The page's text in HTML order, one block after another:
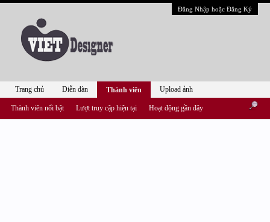
Đăng Nhập hoặc Đăng Ký
Trang chủ Diễn đàn Thành viên
Thành viên nổi bật Lượt truy cập hiện tại Hoạt động gần đây
Upload ảnh